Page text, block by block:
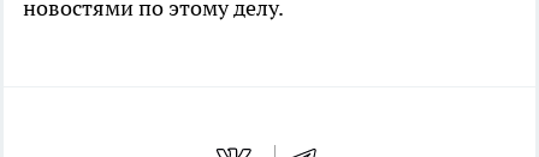
новостями по этому делу.